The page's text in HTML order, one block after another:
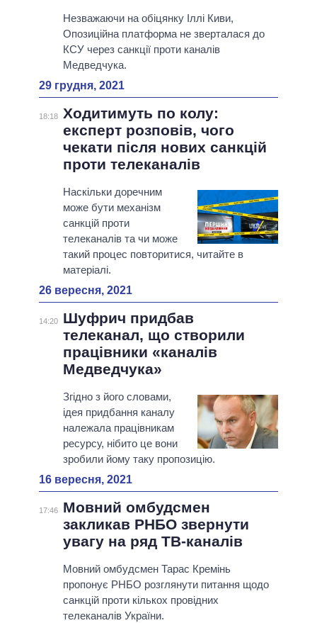
Незважаючи на обіцянку Іллі Киви,
Опозиційна платформа не зверталася до
КСУ через санкції проти каналів
Медведчука.
29 грудня, 2021
18:18 Ходитимуть по колу:
експерт розповів, чого
чекати після нових санкцій
проти телеканалів
Наскільки доречним
може бути механізм
санкцій проти
телеканалів та чи може
такий процес повторитися, читайте в
матеріалі.
26 вересня, 2021
14:20
Шуфрич придбав
телеканал, що створили
працівники «каналів
Медведчука»
Згідно з його словами,
ідея придбання каналу
належала працівникам
ресурсу, нібито це вони
зробили йому таку пропозицію.
16 вересня, 2021
17:46
Мовний омбудсмен
закликав РНБО звернути
увагу на ряд ТВ-каналів
Мовний омбудсмен Тарас Кремінь
пропонує РНБО розглянути питання щодо
санкцій проти кількох провідних
телеканалів України.